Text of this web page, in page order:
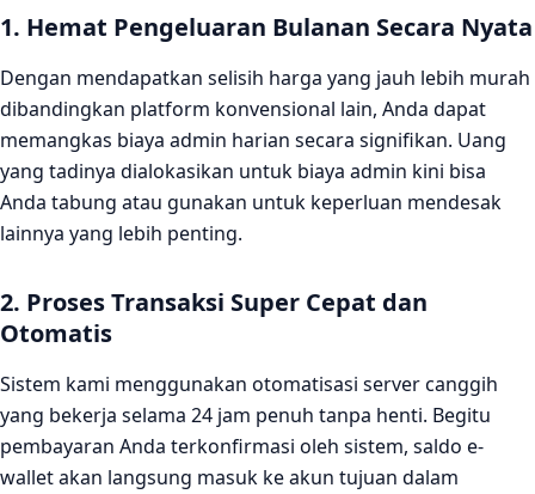
1. Hemat Pengeluaran Bulanan Secara Nyata
Dengan mendapatkan selisih harga yang jauh lebih murah
dibandingkan platform konvensional lain, Anda dapat
memangkas biaya admin harian secara signifikan. Uang
yang tadinya dialokasikan untuk biaya admin kini bisa
Anda tabung atau gunakan untuk keperluan mendesak
lainnya yang lebih penting.
2. Proses Transaksi Super Cepat dan
Otomatis
Sistem kami menggunakan otomatisasi server canggih
yang bekerja selama 24 jam penuh tanpa henti. Begitu
pembayaran Anda terkonfirmasi oleh sistem, saldo e-
wallet akan langsung masuk ke akun tujuan dalam